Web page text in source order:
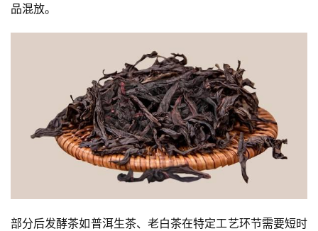
品混放。
部分后发酵茶如普洱生茶、老白茶在特定工艺环节需要短时